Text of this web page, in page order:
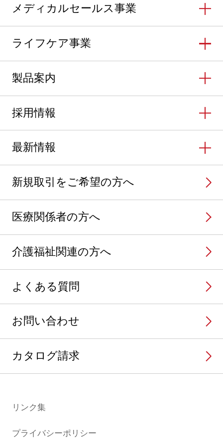
メディカルセールス事業
ライフケア事業
製品案内
採用情報
最新情報
新規取引をご希望の方へ
医療関係者の方へ
介護福祉関連の方へ
よくある質問
お問い合わせ
カタログ請求
リンク集
プライバシーポリシー